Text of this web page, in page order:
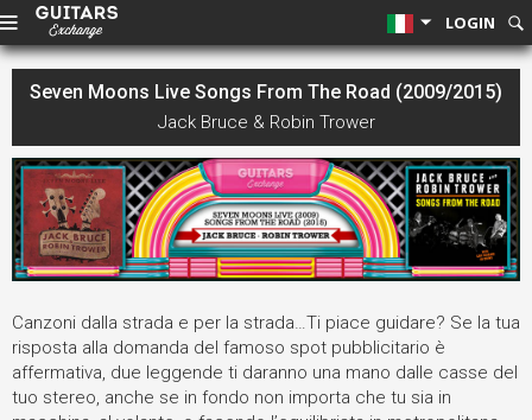
LOGIN
Seven Moons Live Songs From The Road (2009/2015)
Jack Bruce & Robin Trower
Canzoni dalla strada e per la strada…Ti piace guidare? Se la tua
risposta alla domanda del famoso spot pubblicitario è
affermativa, due leggende ti daranno una mano dalle casse del
tuo stereo, anche se in fondo non importa che tu sia in